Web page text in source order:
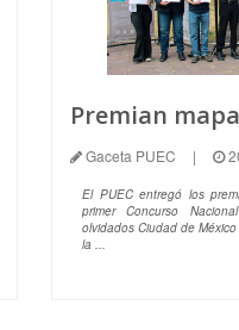
Gaceta PUEC |
El PUEC entregó los
primer Concurso
olvidados Ciudad de
la ...